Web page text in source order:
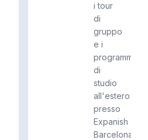
i tour
di
gruppo
e i
programmi
di
studio
all'estero
presso
Expanish
Barcelona,